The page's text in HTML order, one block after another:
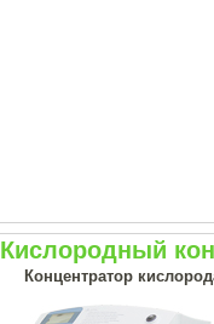
Кислородный
Концентратор